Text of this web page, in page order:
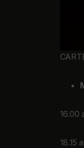
16.00
18.15